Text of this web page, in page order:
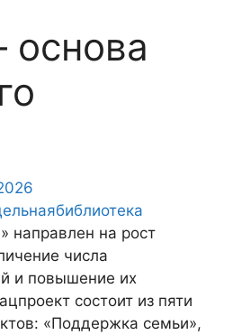
основа
направлен на рост
числа
и повышение их
состоит из пяти
«Поддержка семьи»,